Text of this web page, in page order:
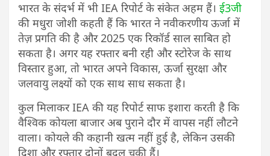
भारत के संदर्भ में भी IEA रिपोर्ट के संकेत अहम हैं। ई3जी
की मधुरा जोशी कहती हैं कि भारत ने नवीकरणीय ऊर्जा में
तेज़ प्रगति की है और 2025 एक रिकॉर्ड साल साबित हो
सकता है। अगर यह रफ्तार बनी रही और स्टोरेज के साथ
विस्तार हुआ, तो भारत अपने विकास, ऊर्जा सुरक्षा और
जलवायु लक्ष्यों को एक साथ साध सकता है।
कुल मिलाकर IEA की यह रिपोर्ट साफ इशारा करती है कि
वैश्विक कोयला बाजार अब पुराने दौर में वापस नहीं लौटने
वाला। कोयले की कहानी खत्म नहीं हुई है, लेकिन उसकी
दिशा और रफ्तार दोनों बदल चुकी हैं।